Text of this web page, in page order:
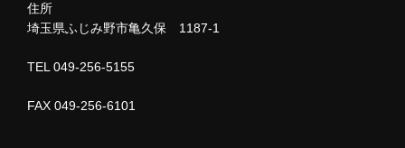
住所
埼玉県ふじみ野市亀久保 1187-1
TEL 049-256-5155
FAX 049-256-6101